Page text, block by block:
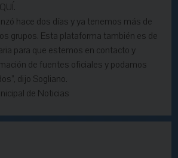
.
hace dos días y ya tenemos más de
grupos. Esta plataforma también es de
para que estemos en contacto y
de fuentes oficiales y podamos
dijo Sogliano.
de Noticias